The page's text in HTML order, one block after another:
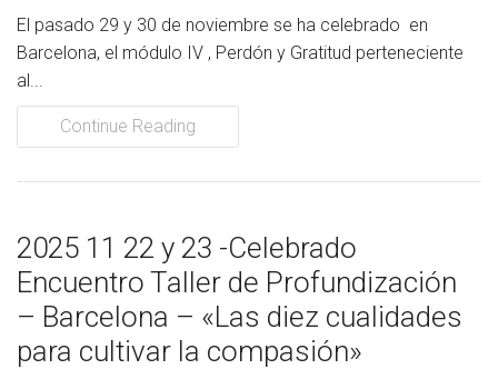
El pasado 29 y 30 de noviembre se ha celebrado en
Barcelona, el módulo IV , Perdón y Gratitud perteneciente
al...
Continue Reading
2025 11 22 y 23 -Celebrado
Encuentro Taller de Profundización
– Barcelona – «Las diez cualidades
para cultivar la compasión»